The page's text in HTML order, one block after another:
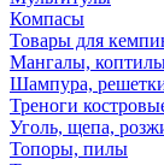
Компасы
Товары для
Мангалы,
Шампура,
Треноги
Уголь, щепа,
Топоры, пилы